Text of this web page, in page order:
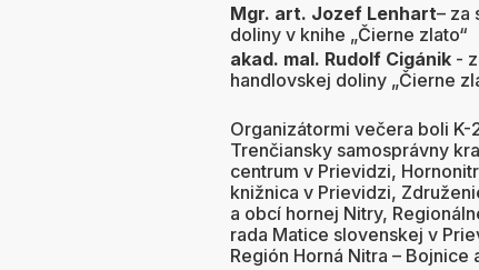
Mgr. art. Jozef Lenhart– za
doliny v knihe „Čierne zlato“
akad. mal. Rudolf Cigánik -
handlovskej doliny „Čierne
Organizátormi večera boli
Trenčiansky samosprávny
centrum v Prievidzi,
knižnica v Prievidzi,
a obcí hornej Nitry,
rada Matice slovenskej v
Región Horná Nitra –